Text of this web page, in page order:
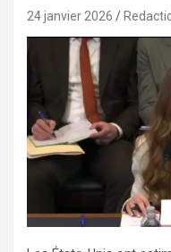
24 janvier 2026